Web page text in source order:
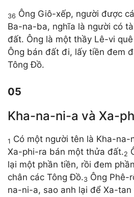
36 Ông Giô-xếp, người được
Ba-na-ba, nghĩa là người có
đất. Ông là một thầy Lê-vi
Ông bán đất đi, lấy tiền đem
Tông Đồ.
05
Kha-na-ni-a và Xa-
1 Có một người tên là Kha-na-
Xa-phi-ra bán một thửa đất.2
lại một phần tiền, rồi đem
chân các Tông Đồ.3 Ông Phê-
na-ni-a, sao anh lại để Xa-tan